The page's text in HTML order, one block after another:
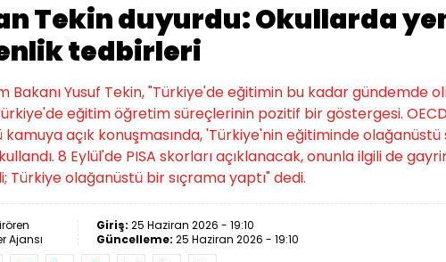
Tekin duyurdu: Okullarda
tedbirleri
Bakanı Yusuf Tekin, "Türkiye'de eğitimin bu kadar gündemde
eğitim öğretim süreçlerinin pozitif bir göstergesi.
açık konuşmasında, 'Türkiye'nin eğitiminde olağanüstü
8 Eylül'de PISA skorları açıklanacak, onunla ilgili de
Türkiye olağanüstü bir sıçrama yaptı" dedi.
Ajansı
Giriş: 25 Haziran 2026 - 19:10
Güncelleme: 25 Haziran 2026 - 19:10